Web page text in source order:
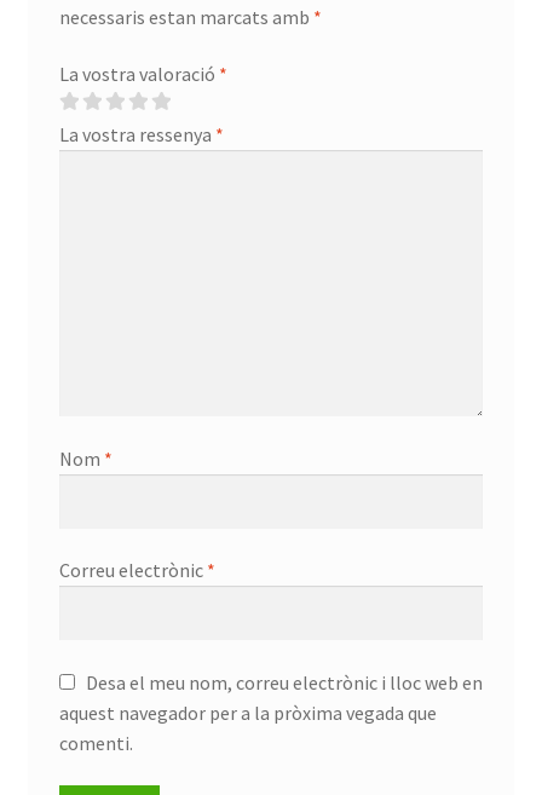
necessaris estan marcats amb *
La vostra valoració *
La vostra ressenya *
Nom *
Correu electrònic *
Desa el meu nom, correu electrònic i lloc web en
aquest navegador per a la pròxima vegada que
comenti.